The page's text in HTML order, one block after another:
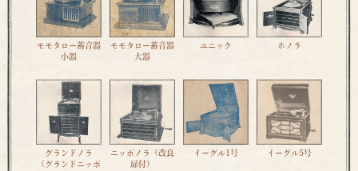
モモタロー蓄音器
小器
モモタロー蓄音器
大器
ユニック ホノラ
グランドノラ
（グランドニッポ
ニッポノラ（改良
扉付）
イーグル1号 イーグル5号